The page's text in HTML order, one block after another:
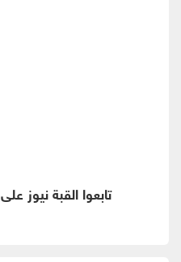
تابعوا القبة نيوز على